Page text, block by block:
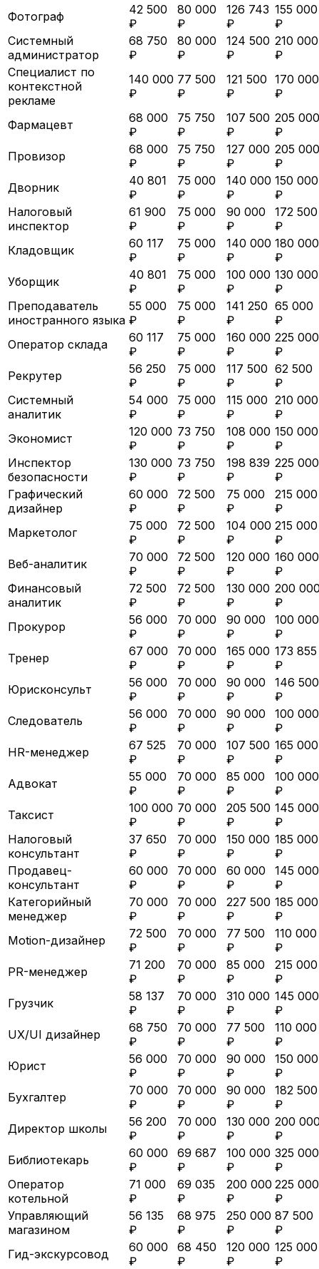
Фотограф
42 500
₽
80 000
₽
126 743
₽
155 000
₽
Системный
администратор
68 750
₽
80 000
₽
124 500
₽
210 000
₽
Специалист по
контекстной
рекламе
140 000
₽
77 500
₽
121 500
₽
170 000
₽
Фармацевт
68 000
₽
75 750
₽
107 500
₽
205 000
₽
Провизор
68 000
₽
75 750
₽
127 000
₽
205 000
₽
Дворник
40 801
₽
75 000
₽
140 000
₽
150 000
₽
Налоговый
инспектор
61 900
₽
75 000
₽
90 000
₽
172 500
₽
Кладовщик
60 117
₽
75 000
₽
140 000
₽
180 000
₽
Уборщик
40 801
₽
75 000
₽
100 000
₽
130 000
₽
Преподаватель
иностранного языка
55 000
₽
75 000
₽
141 250
₽
65 000
₽
Оператор склада
60 117
₽
75 000
₽
160 000
₽
225 000
₽
Рекрутер
56 250
₽
75 000
₽
117 500
₽
62 500
₽
Системный
аналитик
54 000
₽
75 000
₽
115 000
₽
210 000
₽
Экономист
120 000
₽
73 750
₽
108 000
₽
150 000
₽
Инспектор
безопасности
130 000
₽
73 750
₽
198 839
₽
225 000
₽
Графический
дизайнер
60 000
₽
72 500
₽
75 000
₽
215 000
₽
Маркетолог
75 000
₽
72 500
₽
104 000
₽
215 000
₽
Веб-аналитик
70 000
₽
72 500
₽
120 000
₽
160 000
₽
Финансовый
аналитик
72 500
₽
72 500
₽
130 000
₽
200
₽
Прокурор
56 000
₽
70 000
₽
90 000
₽
100 000
₽
Тренер
67 000
₽
70 000
₽
165 000
₽
173 855
₽
Юрисконсульт
56 000
₽
70 000
₽
90 000
₽
146 500
₽
Следователь
56 000
₽
70 000
₽
90 000
₽
100 000
₽
HR-менеджер
67 525
₽
70 000
₽
107 500
₽
165 000
₽
Адвокат
55 000
₽
70 000
₽
85 000
₽
100 000
₽
Таксист
100 000
₽
70 000
₽
205 500
₽
145 000
₽
Налоговый
консультант
37 650
₽
70 000
₽
150 000
₽
185 000
₽
Продавец-
консультант
60 000
₽
70 000
₽
60 000
₽
145 000
₽
Категорийный
менеджер
70 000
₽
70 000
₽
227 500
₽
185 000
₽
Motion-дизайнер
72 500
₽
70 000
₽
77 500
₽
110 000
₽
PR-менеджер
71 200
₽
70 000
₽
85 000
₽
215 000
₽
Грузчик
58 137
₽
70 000
₽
310 000
₽
145 000
₽
UX/UI дизайнер
68 750
₽
70 000
₽
77 500
₽
110 000
₽
Юрист
56 000
₽
70 000
₽
90 000
₽
150 000
₽
Бухгалтер
70 000
₽
70 000
₽
90 000
₽
182 500
₽
Директор школы
56 200
₽
70 000
₽
130 000
₽
200
₽
Библиотекарь
60 000
₽
69 687
₽
100 000
₽
325 000
₽
Оператор
котельной
71 000
₽
69 035
₽
200 000
₽
225 000
₽
Управляющий
магазином
56 135
₽
68 975
₽
250 000
₽
87 500
₽
Гид-экскурсовод
60 000
₽
68 450
₽
120 000
₽
125 000
₽